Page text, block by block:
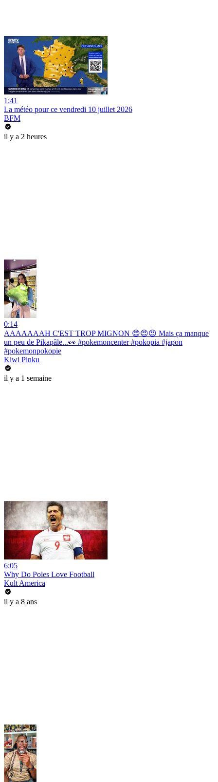
1:41
La météo pour ce vendredi 10 juillet 2026
BFM
il y a 2 heures
0:14
AAAAAAAH C'EST TROP MIGNON 😍😍😍 Mais ça manque
un peu de Pikapâle...👀 #pokemoncenter #pokopia #japon
#pokemonpokopie
Kiwi Pinku
il y a 1 semaine
6:05
Why Do Poles Love Football
Kult America
il y a 8 ans